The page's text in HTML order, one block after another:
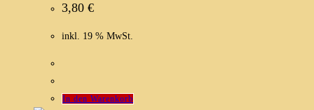
3,80 €
inkl. 19 % MwSt.
In den Warenkorb